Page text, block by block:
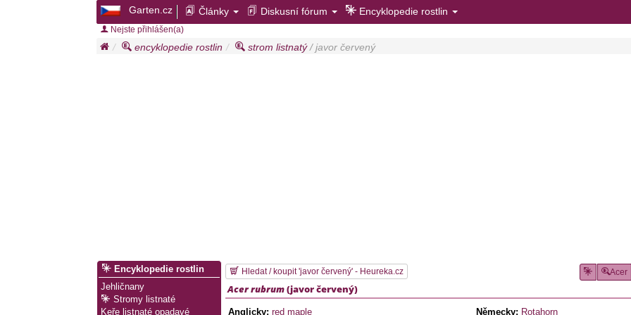
Garten.cz Články Diskusní fórum Encyklopedie rostlin
Nejste přihlášen(a)
encyklopedie rostlin strom listnatý/ javor červený
Acer
Hledat / koupit 'javor červený' - Heureka.cz
Acer rubrum(javor červený)
Anglicky: red maple Německy: Rotahorn
Encyklopedie rostlin
Jehličnany
Stromy listnaté
Keře listnaté opadavé